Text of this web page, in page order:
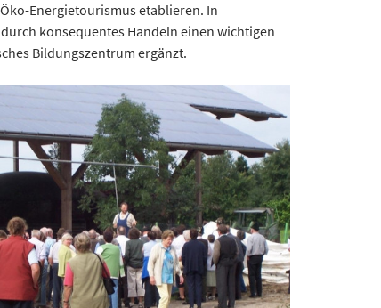
Energietourismus etablieren. In
konsequentes Handeln einen wichtigen
Bildungszentrum ergänzt.